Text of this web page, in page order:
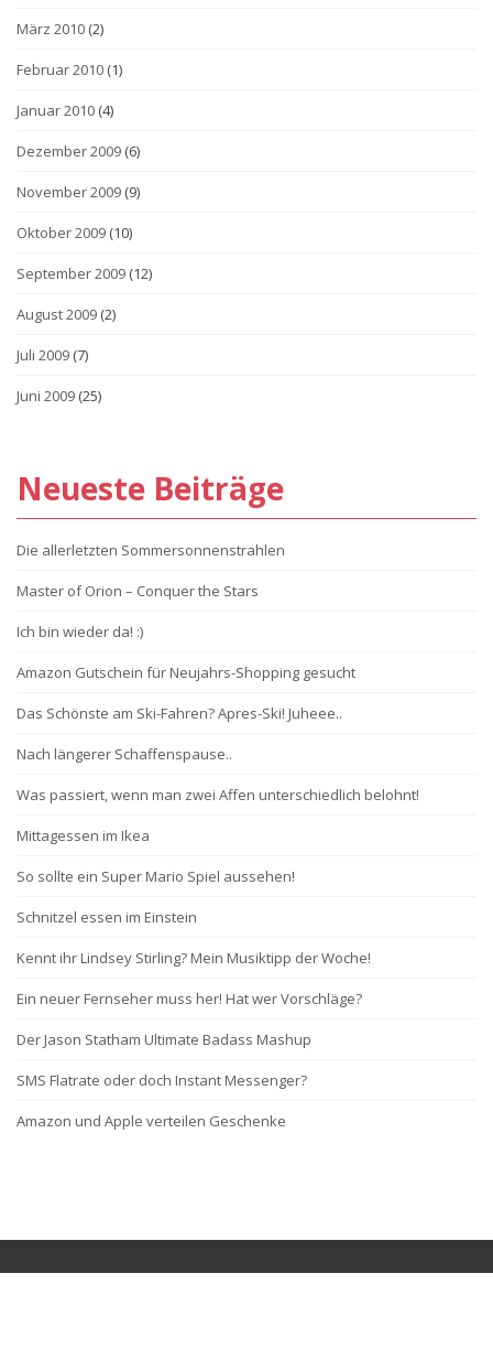
März 2010 (2)
Februar 2010 (1)
Januar 2010 (4)
Dezember 2009 (6)
November 2009 (9)
Oktober 2009 (10)
September 2009 (12)
August 2009 (2)
Juli 2009 (7)
Juni 2009 (25)
Neueste Beiträge
Die allerletzten Sommersonnenstrahlen
Master of Orion – Conquer the Stars
Ich bin wieder da! :)
Amazon Gutschein für Neujahrs-Shopping gesucht
Das Schönste am Ski-Fahren? Apres-Ski! Juheee..
Nach längerer Schaffenspause..
Was passiert, wenn man zwei Affen unterschiedlich belohnt!
Mittagessen im Ikea
So sollte ein Super Mario Spiel aussehen!
Schnitzel essen im Einstein
Kennt ihr Lindsey Stirling? Mein Musiktipp der Woche!
Ein neuer Fernseher muss her! Hat wer Vorschläge?
Der Jason Statham Ultimate Badass Mashup
SMS Flatrate oder doch Instant Messenger?
Amazon und Apple verteilen Geschenke